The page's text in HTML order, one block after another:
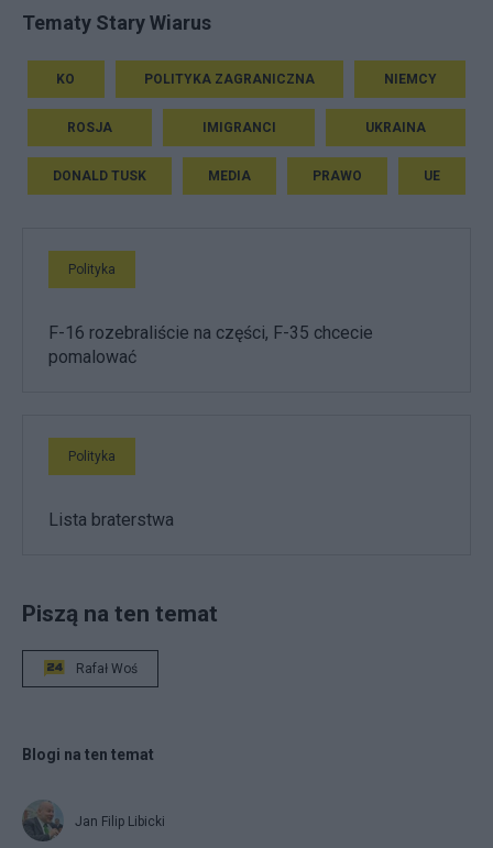
Tematy Stary Wiarus
KO POLITYKA ZAGRANICZNA NIEMCY
ROSJA IMIGRANCI UKRAINA
DONALD TUSK MEDIA PRAWO UE
Polityka
F-16 rozebraliście na części, F-35 chcecie
pomalować
Polityka
Lista braterstwa
Piszą na ten temat
Rafał Woś
Blogi na ten temat
Jan Filip Libicki